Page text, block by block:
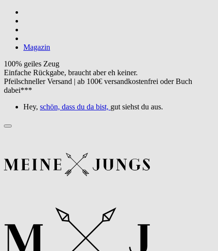
Magazin
100% geiles Zeug
Einfache Rückgabe, braucht aber eh keiner.
Pfeilschneller Versand | ab 100€ versandkostenfrei oder Buch
dabei***
Hey, schön, dass du da bist, gut siehst du aus.